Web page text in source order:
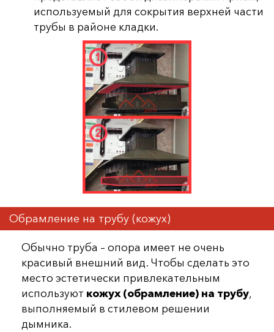
используемый для сокрытия верхней части
трубы в районе кладки.
Обрамление на трубу (кожух)
Обычно труба – опора имеет не очень
красивый внешний вид. Чтобы сделать это
место эстетически привлекательным
используют кожух (обрамление) на трубу,
выполняемый в стилевом решении
дымника.